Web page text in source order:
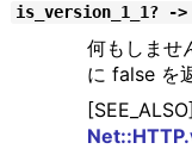
is_version_1_1? -
何もしませ
に false を
[SEE_ALSO]